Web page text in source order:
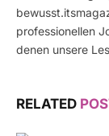
professionellen
denen unsere
RELATED